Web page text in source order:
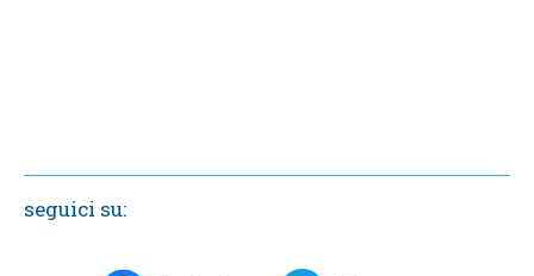
seguici su: